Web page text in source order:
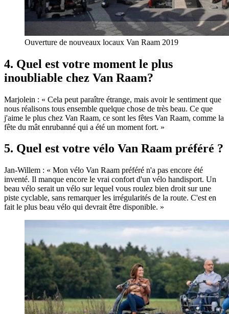
Ouverture de nouveaux locaux Van Raam 2019
4. Quel est votre moment le plus
inoubliable chez Van Raam?
Marjolein : « Cela peut paraître étrange, mais avoir le sentiment que
nous réalisons tous ensemble quelque chose de très beau. Ce que
j'aime le plus chez Van Raam, ce sont les fêtes Van Raam, comme la
fête du mât enrubanné qui a été un moment fort. »
5. Quel est votre vélo Van Raam préféré ?
Jan-Willem : « Mon vélo Van Raam préféré n'a pas encore été
inventé. Il manque encore le vrai confort d'un vélo handisport. Un
beau vélo serait un vélo sur lequel vous roulez bien droit sur une
piste cyclable, sans remarquer les irrégularités de la route. C'est en
fait le plus beau vélo qui devrait être disponible. »